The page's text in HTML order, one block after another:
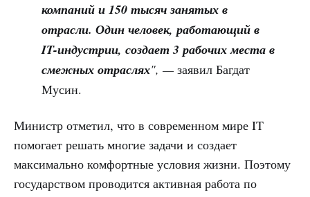
компаний и 150 тысяч занятых в
отрасли. Один человек, работающий в
IT-индустрии, создает 3 рабочих места в
смежных отраслях", — заявил Багдат
Мусин.
Министр отметил, что в современном мире IT
помогает решать многие задачи и создает
максимально комфортные условия жизни. Поэтому
государством проводится активная работа по